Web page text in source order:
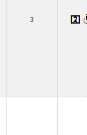
3